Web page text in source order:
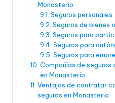
Monasterio
Seguros personales
Seguros de bienes
Seguros para
Seguros para
Seguros para
Compañías de seguros
en Monasterio
Ventajas de contratar
seguros en Monasterio